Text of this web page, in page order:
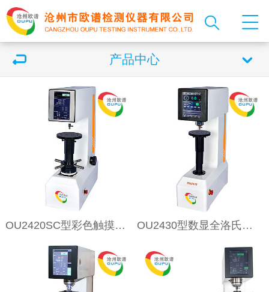
产品中心
OU2420SC型彩色触摸屏数显塑料洛氏硬度计 OU2430型数显全洛氏硬度计